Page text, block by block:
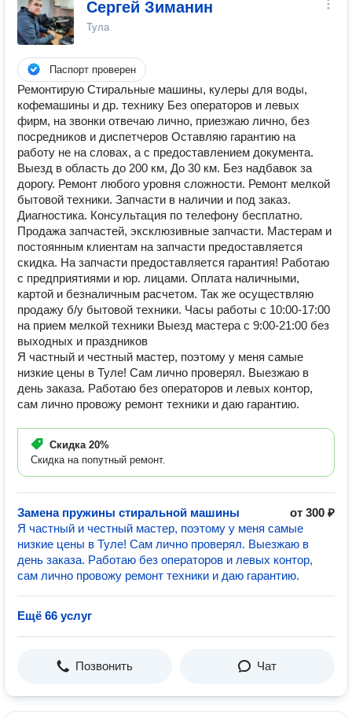
Сергей Зиманин
Тула
Паспорт проверен
Ремонтирую Стиральные машины, кулеры для воды,
кофемашины и др. технику Без операторов и левых
фирм, на звонки отвечаю лично, приезжаю лично, без
посредников и диспетчеров Оставляю гарантию на
работу не на словах, а с предоставлением документа.
Выезд в область до 200 км, До 30 км. Без надбавок за
дорогу. Ремонт любого уровня сложности. Ремонт мелкой
бытовой техники. Запчасти в наличии и под заказ.
Диагностика. Консультация по телефону бесплатно.
Продажа запчастей, эксклюзивные запчасти. Мастерам и
постоянным клиентам на запчасти предоставляется
скидка. На запчасти предоставляется гарантия! Работаю
с предприятиями и юр. лицами. Оплата наличными,
картой и безналичным расчетом. Так же осуществляю
продажу б/у бытовой техники. Часы работы с 10:00-17:00
на прием мелкой техники Выезд мастера с 9:00-21:00 без
выходных и праздников
Я частный и честный мастер, поэтому у меня самые
низкие цены в Туле! Сам лично проверял. Выезжаю в
день заказа. Работаю без операторов и левых контор,
сам лично провожу ремонт техники и даю гарантию.
Скидка 20%
Скидка на попутный ремонт.
Замена пружины стиральной машины
от 300 ₽
Я частный и честный мастер, поэтому у меня самые
низкие цены в Туле! Сам лично проверял. Выезжаю в
день заказа. Работаю без операторов и левых контор,
сам лично провожу ремонт техники и даю гарантию.
Ещё 66 услуг
Позвонить Чат